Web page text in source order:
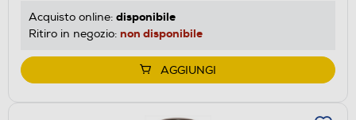
Acquisto online: disponibile
Ritiro in negozio: non disponibile
AGGIUNGI